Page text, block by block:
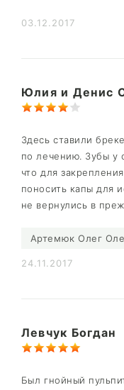
03.12.2017
Юлия и Денис
Здесь ставили
по лечению. Зубы у
что для
поносить капы для
не вернулись в
Артемюк Олег
24.11.2017
Левчук Богдан
Был гнойный